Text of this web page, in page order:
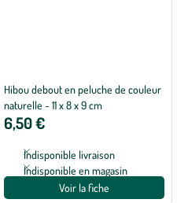
Hibou debout en peluche de couleur
naturelle - 11 x 8 x 9 cm
6,50 €
Indisponible livraison
Indisponible en magasin
Voir la fiche